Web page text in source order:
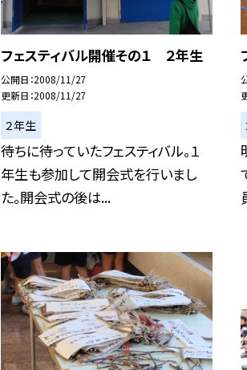
フェスティバル開催その１ ２年生
公開日 2008/11/27
更新日 2008/11/27
２年生
待ちに待っていたフェスティバル。１
年生も参加して開会式を行いまし
た。開会式の後は...